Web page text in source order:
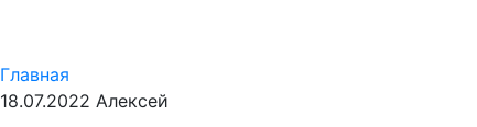
Главная
18.07.2022 Алексей